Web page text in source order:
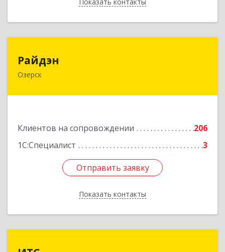
Райдэн
Озерск
Клиентов на сопровождении
206
1С:Специалист
3
Отправить заявку
Показать контакты
456783, Челябинская обл, Озерск г, Ленина пр-
Отправить заявку
Назад